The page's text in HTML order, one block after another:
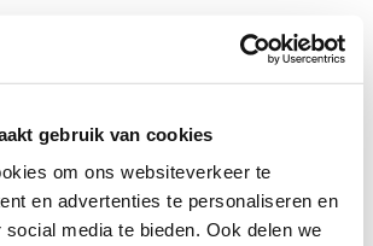
gebruik van cookies
om ons websiteverkeer te
en advertenties te personaliseren en
media te bieden. Ook delen we
of er vergelijkbare pagina's
zo is, dan zie je die hier.